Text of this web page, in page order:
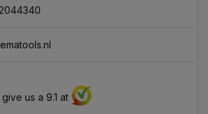
us a 9.1 at